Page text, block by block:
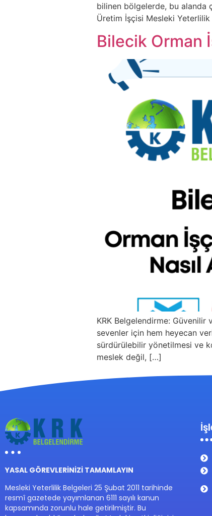
bilinen bölgelerde, bu alanda
Üretim İşçisi Mesleki
Bilecik Orman
KRK Belgelendirme:
sevenler için hem heyecan
sürdürülebilir yönetilmesi ve
meslek değil, […]
YASAL GÖREVLERİNİZİ TAMAMLAYIN
Mesleki Yeterlilik Belgeleri 25 Şubat 2011 tarihinde
resmî gazetede yayımlanan 6111 sayılı kanun
kapsamında zorunlu hale getirilmiştir. Bu